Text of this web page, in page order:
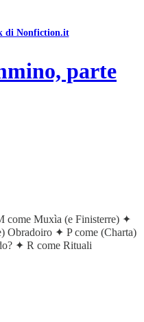
di Nonfiction.it
parte
Muxìa (e Finisterre) ✦
Obradoiro ✦ P come (Charta)
✦ R come Rituali